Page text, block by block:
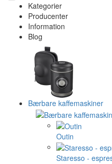
Kategorier
Producenter
Information
Blog
Bærbare kaffemaskiner
Outin
Staresso -